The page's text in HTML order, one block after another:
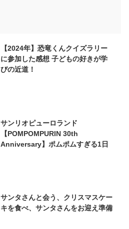
【2024年】恐竜くんクイズラリー
に参加した感想 子どもの好きが学
びの近道！
サンリオピューロランド
【POMPOMPURIN 30th
Anniversary】ポムポムすぎる1日
サンタさんと会う、クリスマスケー
キを食べ、サンタさんをお迎え準備